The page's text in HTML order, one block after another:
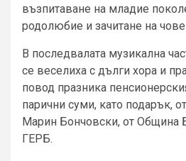
възпитаване на младие
родолюбие и зачитане на
В последвалата музикална
се веселиха с дълги хора и
повод празника
парични суми, като подарък,
Марин Бончовски, от Община
ГЕРБ.